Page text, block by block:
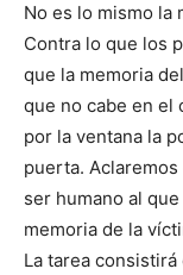
No es lo mismo la
Contra lo que los
que la memoria
que no cabe en el
por la ventana la
puerta.
ser humano al
memoria de la
La tarea